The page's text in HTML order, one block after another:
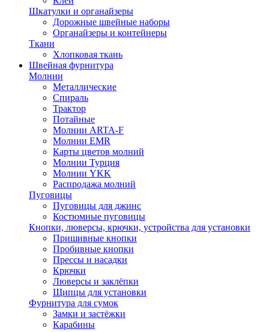
Шкатулки и органайзеры
Дорожные швейные наборы
Органайзеры и контейнеры
Ткани
Хлопковая ткань
Швейная фурнитура
Молнии
Металлические
Спираль
Трактор
Потайные
Молнии ARTA-F
Молнии EMR
Карты цветов молний
Молнии Турция
Молнии YKK
Распродажа молний
Пуговицы
Пуговицы для джинс
Костюмные пуговицы
Кнопки, люверсы, крючки, устройства для установки
Пришивные кнопки
Пробивные кнопки
Прессы и насадки
Крючки
Люверсы и заклёпки
Щипцы для установки
Фурнитура для сумок
Замки и застёжки
Карабины